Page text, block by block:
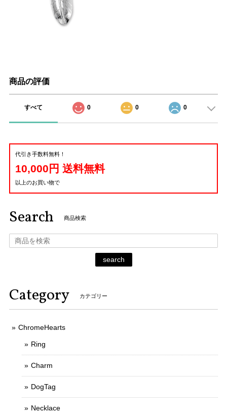
商品の評価
すべて 0 0 0
代引き手数料無料！
10,000円 送料無料
以上のお買い物で
Search 商品検索
search
Category カテゴリー
ChromeHearts
Ring
Charm
DogTag
Necklace